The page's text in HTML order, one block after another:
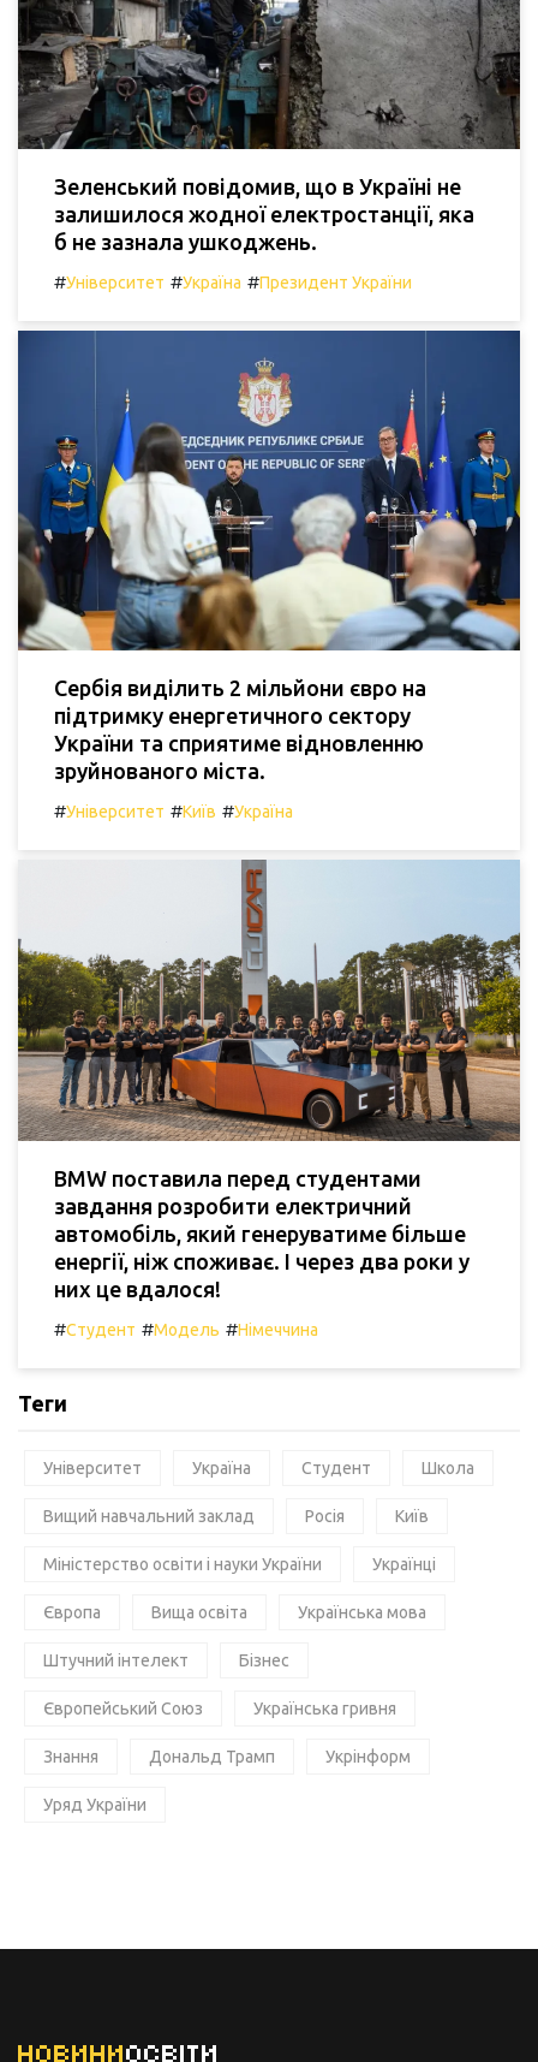
Зеленський повідомив, що в Україні не
залишилося жодної електростанції, яка
б не зазнала ушкоджень.
#Університет #Україна #Президент України
Сербія виділить 2 мільйони євро на
підтримку енергетичного сектору
України та сприятиме відновленню
зруйнованого міста.
#Університет #Київ #Україна
BMW поставила перед студентами
завдання розробити електричний
автомобіль, який генеруватиме більше
енергії, ніж споживає. І через два роки у
них це вдалося!
#Студент #Модель #Німеччина
Теги
Університет Україна Студент Школа
Вищий навчальний заклад Росія Київ
Міністерство освіти і науки України Українці
Європа Вища освіта Українська мова
Штучний інтелект Бізнес
Європейський Союз Українська гривня
Знання Дональд Трамп Укрінформ
Уряд України
НОВИНИОСВІТИ